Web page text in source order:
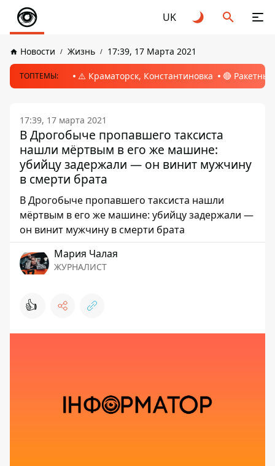
UK
Новости Жизнь 17:39, 17 Марта 2021
ТОПТЕМЫ: ⚠️ Краматорск, Константиновка 🔴
17:39, 17 марта 2021
В Дрогобыче пропавшего таксиста
нашли мёртвым в его же машине:
убийцу задержали — он винит мужчину
в смерти брата
В Дрогобыче пропавшего таксиста нашли
мёртвым в его же машине: убийцу задержали —
он винит мужчину в смерти брата
Мария Чалая
ЖУРНАЛИСТ
👍